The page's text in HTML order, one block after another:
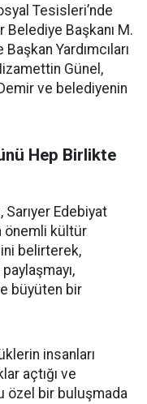
Tesisleri’nde
Belediye Başkanı M.
Yardımcıları
Günel,
ve belediyenin
Hep Birlikte
Edebiyat
önemli kültür
belirterek,
büyüten bir
insanları
açtığı ve
özel bir buluşmada